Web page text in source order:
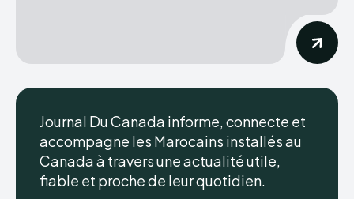
Journal Du Canada informe, connecte et
accompagne les Marocains installés au
Canada à travers une actualité utile,
fiable et proche de leur quotidien.